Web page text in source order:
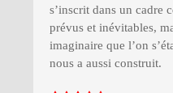
s’inscrit dans un cadre
prévus et inévitables,
imaginaire que l’on
nous a aussi construit.